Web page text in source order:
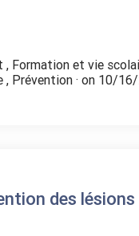
, Formation et vie
, Prévention · on 10/
des